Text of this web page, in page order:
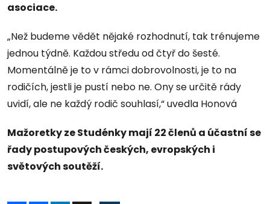
asociace.
„Než budeme vědět nějaké rozhodnutí, tak trénujeme
jednou týdně. Každou středu od čtyř do šesté.
Momentálně je to v rámci dobrovolnosti, je to na
rodičích, jestli je pustí nebo ne. Ony se určitě rády
uvidí, ale ne každý rodič souhlasí,“ uvedla Honová
Mažoretky ze Studénky mají 22 členů a účastní se
řady postupových českých, evropských i
světových soutěží.